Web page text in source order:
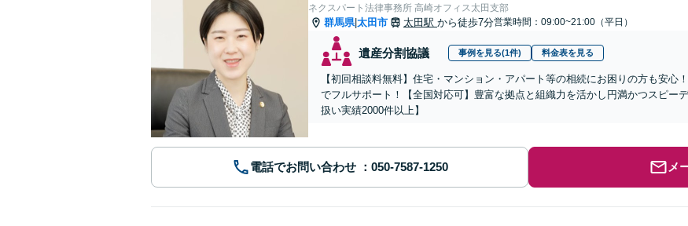
ネクスパート法律事務所 高崎オフィス太田支部
群馬県|太田市 太田駅 から徒歩7分営業時間：09:00~21:00（平日）
遺産分割協議 事例を見る(1件) 料金表を見る
【初回相談料無料】住宅・マンション・アパート等の相続にお困りの方も安心
でフルサポート！【全国対応可】豊富な拠点と組織力を活かし円満かつスピー
扱い実績2000件以上】
電話でお問い合わせ メ